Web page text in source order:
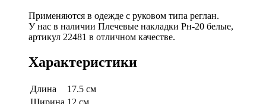
Применяются в одежде с руковом типа реглан.
У нас в наличии Плечевые накладки Рн-20 белые,
артикул 22481 в отличном качестве.
Характеристики
Длина
17.5 см
Ширина 12 см